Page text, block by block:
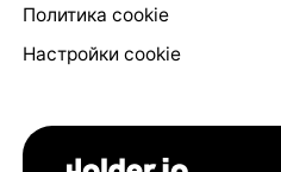
Политика cookie
Настройки cookie